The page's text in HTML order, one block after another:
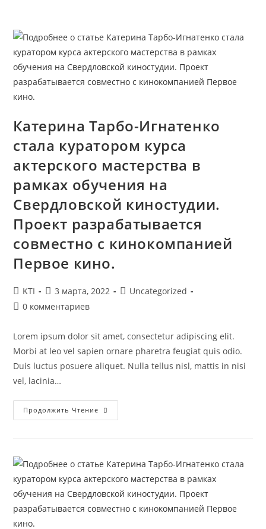
содержимому
Катерина Тарбо-Игнатенко
стала куратором курса
актерского мастерства в
рамках обучения на
Свердловской киностудии.
Проект разрабатывается
совместно с кинокомпанией
Первое кино.
Автор
записи:
KTI
Запись
опубликована:
3 марта, 2022
Рубрика
Uncategorized
Комментарии
записи:
0 комментариев
Lorem ipsum dolor sit amet, consectetur adipiscing elit.
Morbi at leo vel sapien ornare pharetra feugiat quis odio.
Duis luctus posuere aliquet. Nulla tellus nisl, mattis in nisi
vel, lacinia…
Продолжить Чтение Катерина
Тарбо-
Актерского
Мастерства
В
Рамках
Обучения
Свердловской